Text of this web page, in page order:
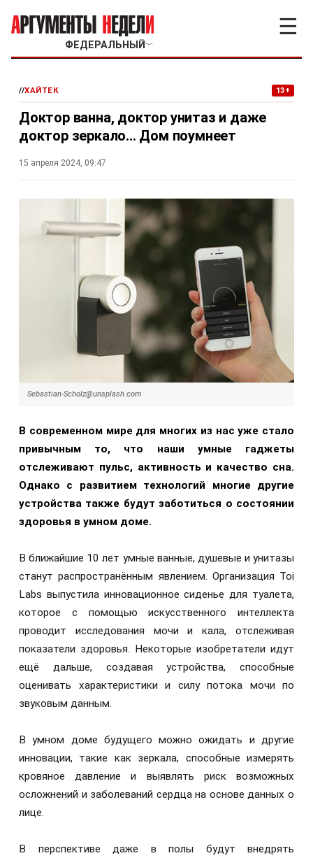
ФЕДЕРАЛЬНЫЙ ﹀
☰
//ХАЙТЕК 13+
Доктор ванна, доктор унитаз и даже
доктор зеркало... Дом поумнеет
15 апреля 2024, 09:47
Sebastian-Scholz@unsplash.com
В современном мире для многих из нас уже стало
привычным то, что наши умные гаджеты
отслеживают пульс, активность и качество сна.
Однако с развитием технологий многие другие
устройства также будут заботиться о состоянии
здоровья в умном доме.
В ближайшие 10 лет умные ванные, душевые и унитазы
станут распространённым явлением. Организация Toi
Labs выпустила инновационное сиденье для туалета,
которое с помощью искусственного интеллекта
проводит исследования мочи и кала, отслеживая
показатели здоровья. Некоторые изобретатели идут
ещё дальше, создавая устройства, способные
оценивать характеристики и силу потока мочи по
звуковым данным.
В умном доме будущего можно ожидать и другие
инновации, такие как зеркала, способные измерять
кровяное давление и выявлять риск возможных
осложнений и заболеваний сердца на основе данных о
лице.
В перспективе даже в полы будут внедрять